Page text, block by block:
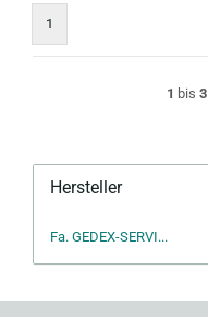
1
1 bis 3
Hersteller
Fa. GEDEX-SERVI...